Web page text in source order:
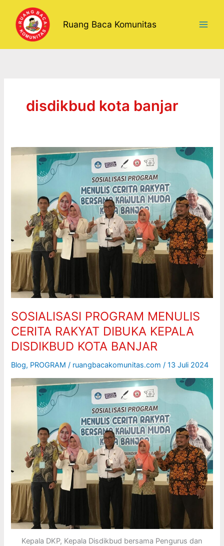
konten
Ruang Baca Komunitas
disdikbud kota banjar
SOSIALISASI PROGRAM MENULIS
CERITA RAKYAT DIBUKA KEPALA
DISDIKBUD KOTA BANJAR
Blog, PROGRAM / ruangbacakomunitas.com/13 Juli 2024
Kepala DKP, Kepala Disdikbud bersama Pengurus dan
SOSIALISASI
PROGRAM
MENULIS
RAKYAT
DIBUKA
KEPALA
DISDIKBUD
KOTA
BANJAR